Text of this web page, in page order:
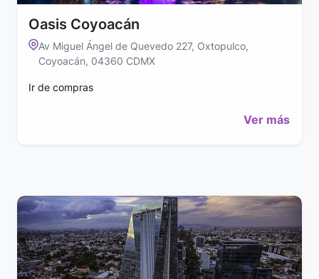
Oasis Coyoacán
Av Miguel Ángel de Quevedo 227, Oxtopulco,
Coyoacán, 04360 CDMX
Ir de compras
Ver más